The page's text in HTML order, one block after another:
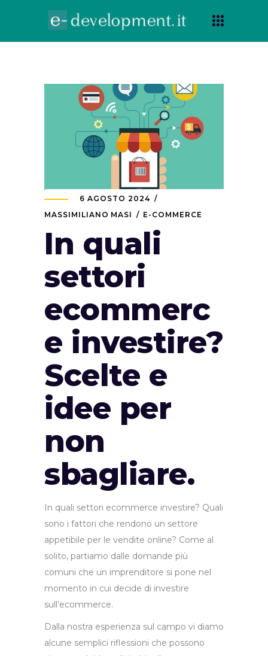
6 AGOSTO 2024
MASSIMILIANO MASI
E-COMMERCE
In quali
settori
ecommerc
e investire?
Scelte e
idee per
non
sbagliare.
In quali settori ecommerce investire? Quali
sono i fattori che rendono un settore
appetibile per le vendite online? Come al
solito, partiamo dalle domande più
comuni che un imprenditore si pone nel
momento in cui decide di investire
sull’ecommerce.
Dalla nostra esperienza sul campo vi diamo
alcune semplici riflessioni che possono